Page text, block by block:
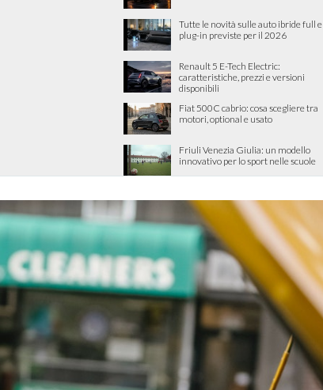
Tutte le novità sulle auto ibride full e
plug-in previste per il 2026
Renault 5 E-Tech Electric:
caratteristiche, prezzi e versioni
disponibili
Fiat 500C cabrio: cosa scegliere tra
motori, optional e usato
Friuli Venezia Giulia: un modello
innovativo per lo sport nelle scuole